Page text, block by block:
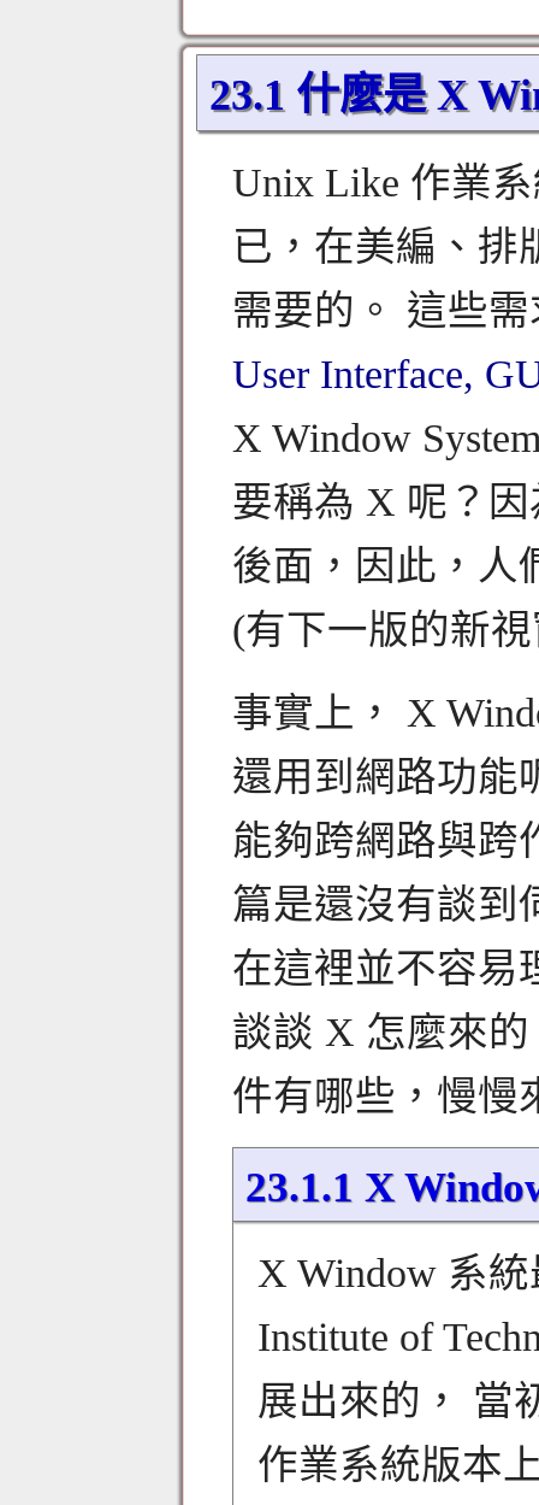
23.1 什麼是 X
Unix Like 作業
已，在美編、排
需要的。 這些
User Interface,
X Window
要稱為 X 呢？
後面，因此，人
(有下一版的新
事實上， X
還用到網路功能
能夠跨網路與跨
篇是還沒有談到
在這裡並不容易
談談 X 怎麼來
件有哪些，慢慢
23.1.1 X
X Window 系統
Institute of
展出來的， 當
作業系統版本